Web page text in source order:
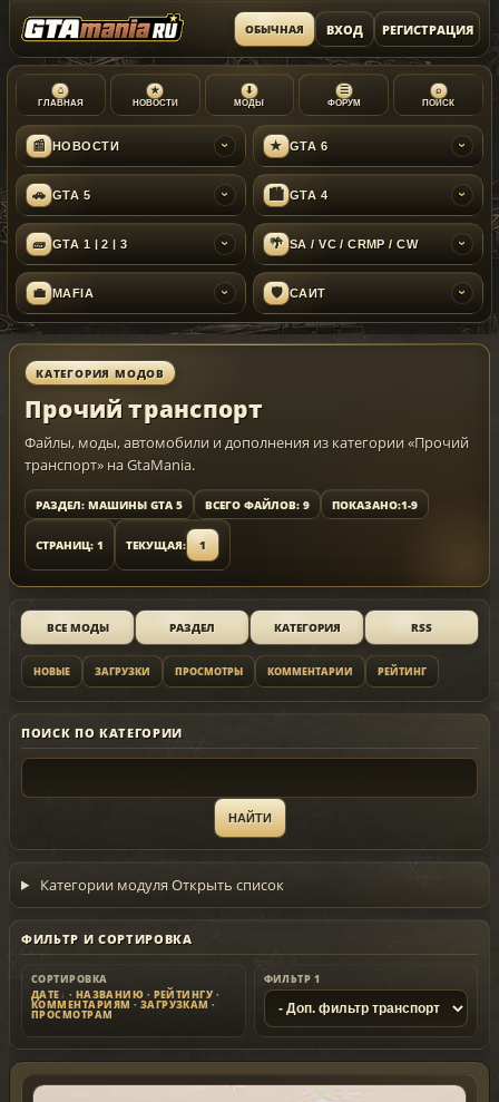
ОБЫЧНАЯ ВХОД РЕГИСТРАЦИЯ
⌂
ГЛАВНАЯ
★
НОВОСТИ
⬇
МОДЫ
☰
ФОРУМ
⌕
ПОИСК
📰 НОВОСТИ › ★ GTA 6 ›
🚗 GTA 5 › 🏙 GTA 4 ›
🧱 GTA 1 | 2 | 3 › 🌴 SA / VC / CRMP / CW ›
💼 MAFIA › 🛡 САЙТ ›
КАТЕГОРИЯ МОДОВ
Прочий транспорт
Файлы, моды, автомобили и дополнения из категории «Прочий
транспорт» на GtaMania.
РАЗДЕЛ: МАШИНЫ GTA 5 ВСЕГО ФАЙЛОВ: 9 ПОКАЗАНО:1-9
СТРАНИЦ: 1 ТЕКУЩАЯ: 1
ВСЕ МОДЫ РАЗДЕЛ КАТЕГОРИЯ RSS
НОВЫЕ ЗАГРУЗКИ ПРОСМОТРЫ КОММЕНТАРИИ РЕЙТИНГ
ПОИСК ПО КАТЕГОРИИ
Категории модуля Открыть список
ФИЛЬТР И СОРТИРОВКА
СОРТИРОВКА
ДАТЕ
· НАЗВАНИЮ · РЕЙТИНГУ ·
КОММЕНТАРИЯМ · ЗАГРУЗКАМ ·
ПРОСМОТРАМ
ФИЛЬТР 1